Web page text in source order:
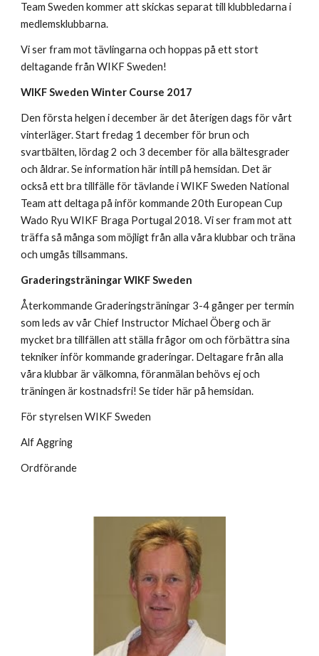
Team Sweden kommer att skickas separat till klubbledarna i
medlemsklubbarna.
Vi ser fram mot tävlingarna och hoppas på ett stort
deltagande från WIKF Sweden!
WIKF Sweden Winter Course 2017
Den första helgen i december är det återigen dags för vårt
vinterläger. Start fredag 1 december för brun och
svartbälten, lördag 2 och 3 december för alla bältesgrader
och åldrar. Se information här intill på hemsidan. Det är
också ett bra tillfälle för tävlande i WIKF Sweden National
Team att deltaga på inför kommande 20th European Cup
Wado Ryu WIKF Braga Portugal 2018. Vi ser fram mot att
träffa så många som möjligt från alla våra klubbar och träna
och umgås tillsammans.
Graderingsträningar WIKF Sweden
Återkommande Graderingsträningar 3-4 gånger per termin
som leds av vår Chief Instructor Michael Öberg och är
mycket bra tillfällen att ställa frågor om och förbättra sina
tekniker inför kommande graderingar. Deltagare från alla
våra klubbar är välkomna, föranmälan behövs ej och
träningen är kostnadsfri! Se tider här på hemsidan.
För styrelsen WIKF Sweden
Alf Aggring
Ordförande